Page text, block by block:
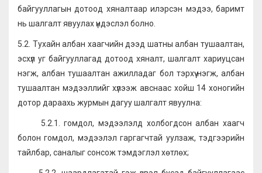
байгууллагын дотоод хяналтаар илэрсэн мэдээ, баримт
нь шалгалт явуулах үндэслэл болно.
5.2. Тухайн албан хаагчийн дээд шатны албан тушаалтан,
эсхүл уг байгууллагад дотоод хяналт, шалгалт хариуцсан
нэгж, албан тушаалтан ажилладаг бол тэрхүү нэгж, албан
тушаалтан мэдээллийг хүлээж авснаас хойш 14 хоногийн
дотор дараахь журмын дагуу шалгалт явуулна:
5.2.1. гомдол, мэдээлэлд холбогдсон албан хаагч
болон гомдол, мэдээлэл гаргагчтай уулзаж, тэдгээрийн
тайлбар, саналыг сонсож тэмдэглэл хөтлөх;